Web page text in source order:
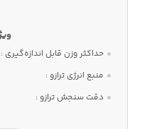
حداکثر وزن قابل اندازه‌گیری :
منبع انرژی ترازو :
دقت سنجش ترازو :